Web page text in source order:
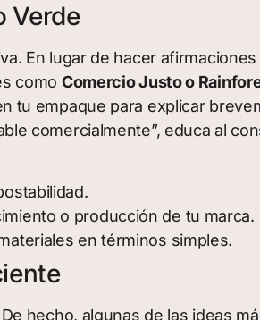
Verde
En lugar de hacer
como Comercio Justo o
tu empaque para explicar
comercialmente”, educa al
o producción de tu marca.
en términos simples.
hecho, algunas de las ideas